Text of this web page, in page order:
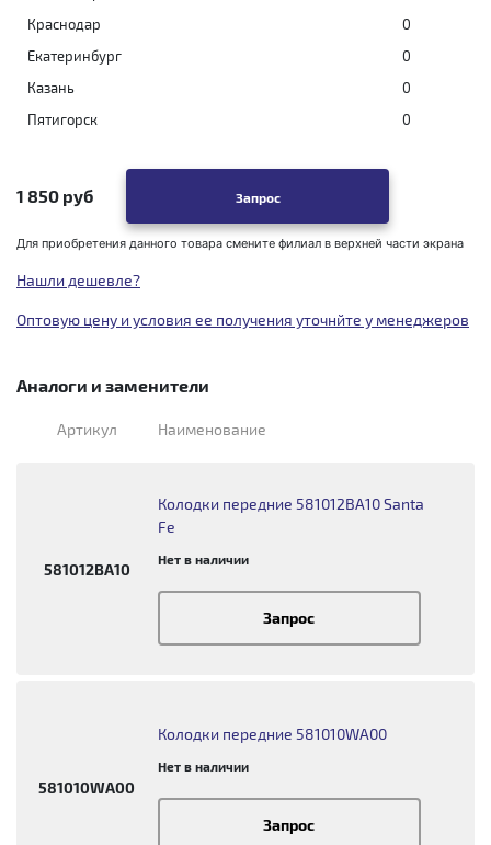
Краснодар
0
Екатеринбург
0
Казань
0
Пятигорск
0
1 850 руб Запрос
Для приобретения данного товара смените филиал в верхней части экрана
Нашли дешевле?
Оптовую цену и условия ее получения уточнйте у менеджеров
Аналоги и заменители
Артикул Наименование
581012BA10
Колодки передние 581012BA10 Santa
Fe
Нет в наличии
Запрос
581010WA00
Колодки передние 581010WA00
Нет в наличии
Запрос